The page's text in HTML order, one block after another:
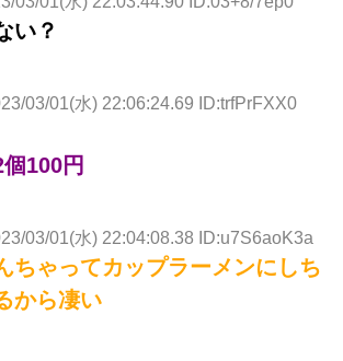
い？
03/01(水) 22:06:24.69 ID:trfPrFXX0
100円
03/01(水) 22:04:08.38 ID:u7S6aoK3a
ちゃってカップラーメンにしち
から凄い